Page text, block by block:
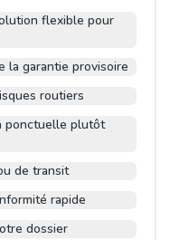
flexible pour
la garantie provisoire
routiers
ponctuelle plutôt
de transit
rapide
dossier